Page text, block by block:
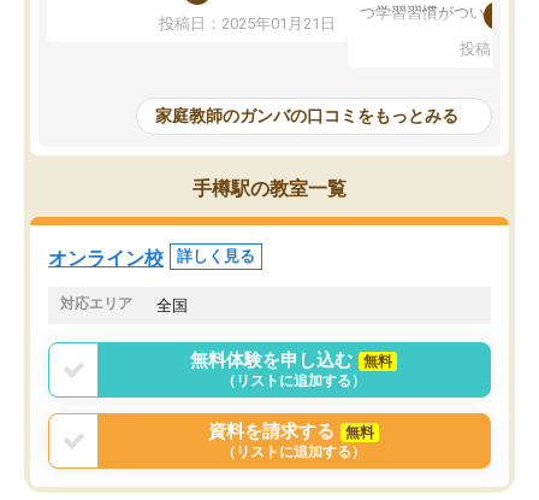
を開いてzoomを繋げるようになりまし
た！5科目なんでもOKなのもとても気
めて1年ほどだった今では平均点以上の
科目が増えてきました！あと1年受験ま
であるので無料の週末教室を使用しな
がら頑張って欲しいと思います！
投稿日：2025年01月21日
つ学習習慣がついてきま
指導が無い日も予定表
問できるのでとても助か
投稿日：
家庭教師のガンバの口コミをもっとみる
手樽駅の教室一覧
オンライン校 詳しく見る
対応エリア 全国
無料体験を申し込む
無料
（リストに追加する）
資料を請求する
無料
（リストに追加する）